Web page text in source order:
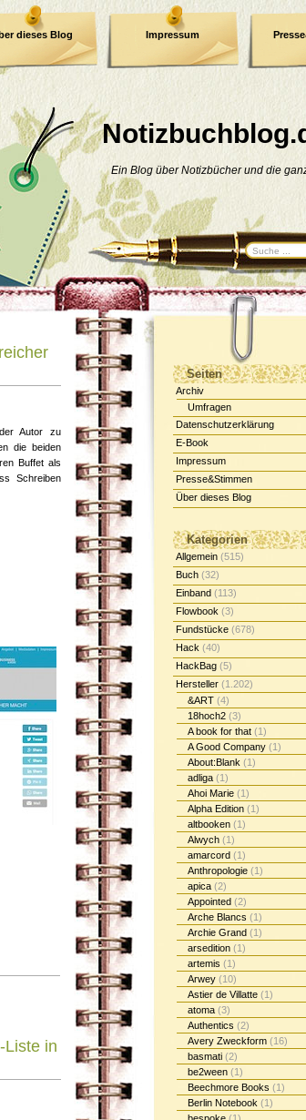
Ein Blog über Notizbücher und die
dieses Blog Impressum
Datenschutzerklärung
Autor zu
die beiden
Buffet als
Schreiben
Liste in
Seiten
Archiv
Umfragen
Datenschutzerklärung
E-Book
Impressum
Presse&Stimmen
Über dieses Blog
Kategorien
Allgemein (515)
Buch (32)
Einband (113)
Flowbook (3)
Fundstücke (678)
Hack (40)
HackBag (5)
Hersteller (1.202)
&ART (4)
18hoch2 (3)
A book for that (1)
A Good Company (1)
About:Blank (1)
adliga (1)
Ahoi Marie (1)
Alpha Edition (1)
altbooken (1)
Alwych (1)
amarcord (1)
Anthropologie (1)
apica (2)
Appointed (2)
Arche Blancs (1)
Archie Grand (1)
arsedition (1)
artemis (1)
Arwey (10)
Astier de Villatte (1)
atoma (3)
Authentics (2)
Avery Zweckform (16)
basmati (2)
be2ween (1)
Beechmore Books (1)
Berlin Notebook (1)